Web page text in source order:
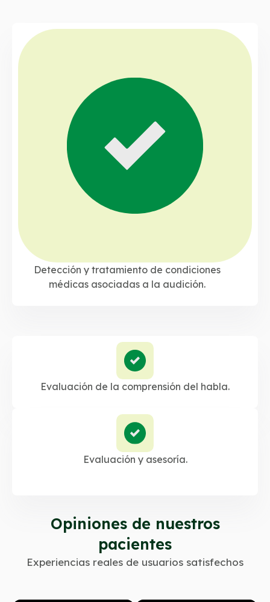
Detección y tratamiento de condiciones
médicas asociadas a la audición.
Evaluación de la comprensión del habla.
Evaluación y asesoría.
Opiniones de nuestros
pacientes
Experiencias reales de usuarios satisfechos